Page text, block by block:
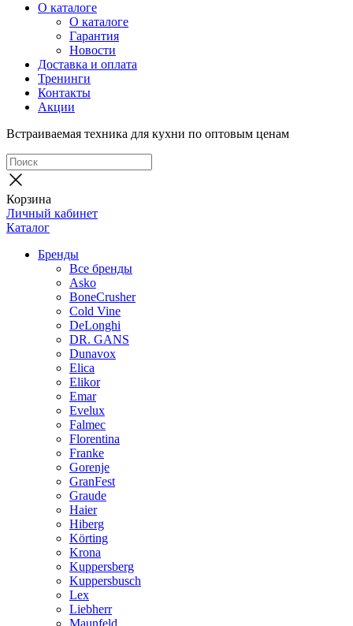
О каталоге
О каталоге
Гарантия
Новости
Доставка и оплата
Тренинги
Контакты
Акции
Встраиваемая техника для кухни по оптовым ценам
Корзина
Личный кабинет
Каталог
Бренды
Все бренды
Asko
BoneCrusher
Cold Vine
DeLonghi
DR. GANS
Dunavox
Elica
Elikor
Emar
Evelux
Falmec
Florentina
Franke
Gorenje
GranFest
Graude
Haier
Hiberg
Körting
Krona
Kuppersberg
Kuppersbusch
Lex
Liebherr
Maunfeld